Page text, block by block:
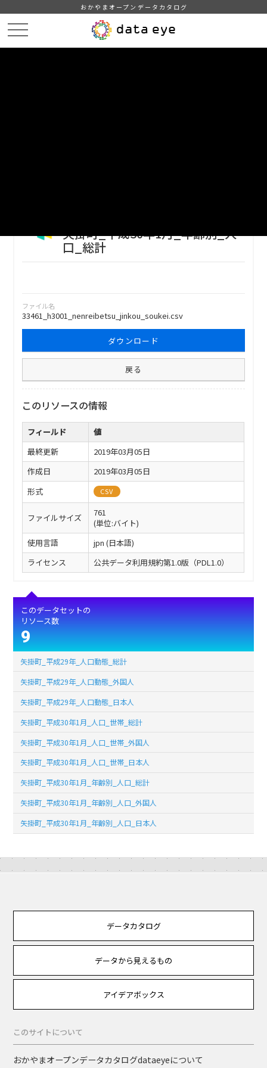
おかやまオープンデータカタログ
矢掛町_平成30年1月_年齢別_人
口_総計
ファイル名
33461_h3001_nenreibetsu_jinkou_soukei.csv
ダウンロード
戻る
このリソースの情報
フィールド
値
最終更新
2019年03月05日
作成日
2019年03月05日
形式
CSV
ファイルサイズ
761
(単位:バイト)
使用言語
jpn (日本語)
ライセンス
公共データ利用規約第1.0版（PDL1.0）
このデータセットの
リソース数
9
矢掛町_平成29年_人口動態_総計
矢掛町_平成29年_人口動態_外国人
矢掛町_平成29年_人口動態_日本人
矢掛町_平成30年1月_人口_世帯_総計
矢掛町_平成30年1月_人口_世帯_外国人
矢掛町_平成30年1月_人口_世帯_日本人
矢掛町_平成30年1月_年齢別_人口_総計
矢掛町_平成30年1月_年齢別_人口_外国人
矢掛町_平成30年1月_年齢別_人口_日本人
データカタログ
データから見えるもの
アイデアボックス
このサイトについて
おかやまオープンデータカタログdataeyeについて